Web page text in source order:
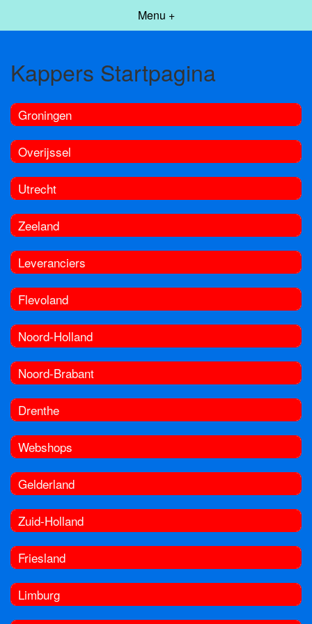
Menu +
Kappers Startpagina
Groningen
Overijssel
Utrecht
Zeeland
Leveranciers
Flevoland
Noord-Holland
Noord-Brabant
Drenthe
Webshops
Gelderland
Zuid-Holland
Friesland
Limburg